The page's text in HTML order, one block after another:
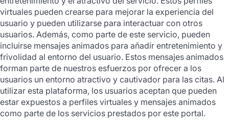
virtuales pueden crearse para mejorar la experiencia del
usuario y pueden utilizarse para interactuar con otros
usuarios. Además, como parte de este servicio, pueden
incluirse mensajes animados para añadir entretenimiento y
frivolidad al entorno del usuario. Estos mensajes animados
forman parte de nuestros esfuerzos por ofrecer a los
usuarios un entorno atractivo y cautivador para las citas. Al
utilizar esta plataforma, los usuarios aceptan que pueden
estar expuestos a perfiles virtuales y mensajes animados
como parte de los servicios prestados por este portal.